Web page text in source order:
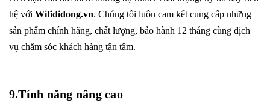
hệ với Wifididong.vn. Chúng tôi luôn cam kết cung cấp những
sản phẩm chính hãng, chất lượng, bảo hành 12 tháng cùng dịch
vụ chăm sóc khách hàng tận tâm.
9.Tính năng nâng cao